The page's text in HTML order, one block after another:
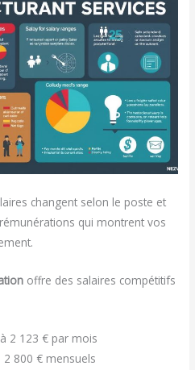
changent selon le poste et
qui montrent vos
offre des salaires compétitifs
2 123 € par mois
2 800 € mensuels